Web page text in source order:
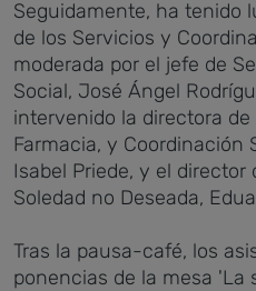
Seguidamente, ha tenido
de los Servicios y
moderada por el jefe de
Social, José Ángel
intervenido la directora
Farmacia, y Coordinación
Isabel Priede, y el director
Soledad no Deseada,
Tras la pausa-café, los
ponencias de la mesa 'La